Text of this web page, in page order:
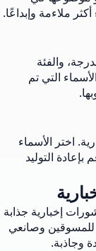
ملاءمة وإبداعًا.
والفئة
التي تم
اختر الأسماء
التوليد
إخبارية جذابة
للمسوقين وصانعي
وجاذبة.